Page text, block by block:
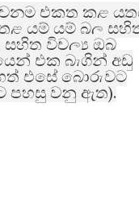
එකතු කළ
තුළ යම් යම් බල
විචල්‍ය ඔබ
එක බැගින් අඩු
එසේ බොරුවට
පහසු වනු ඇත).